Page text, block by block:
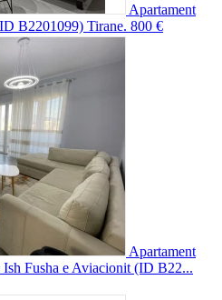
Apartament
B2201099) Tirane. 800 €
Apartament
Fusha e Aviacionit (ID B22...